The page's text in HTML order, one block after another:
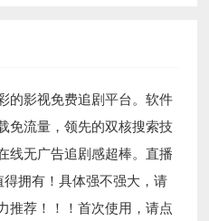
的影视免费追剧平台。软件
免流量，领先的双核搜索技
线无广告追剧感超棒。直播
拥有！具体强不强大，请
推荐！！！首次使用，请点